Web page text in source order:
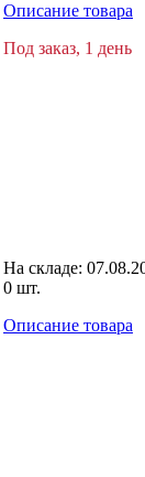
Описание товара
Под заказ, 1 день
На складе:
0 шт.
Описание товара